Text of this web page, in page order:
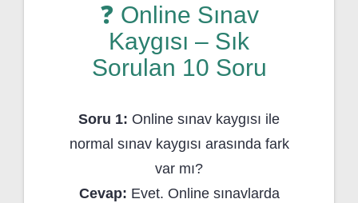
❓ Online Sınav
Kaygısı – Sık
Sorulan 10 Soru
Soru 1: Online sınav kaygısı ile
normal sınav kaygısı arasında fark
var mı?
Cevap: Evet. Online sınavlarda